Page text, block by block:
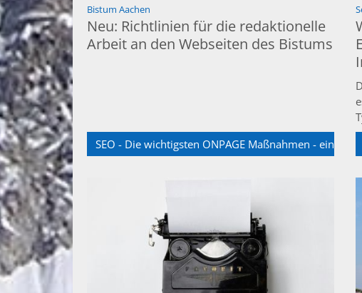
Bistum Aachen
Neu: Richtlinien für die redaktionelle
Arbeit an den Webseiten des Bistums
SEO - Die wichtigsten ONPAGE Maßnahmen - eine